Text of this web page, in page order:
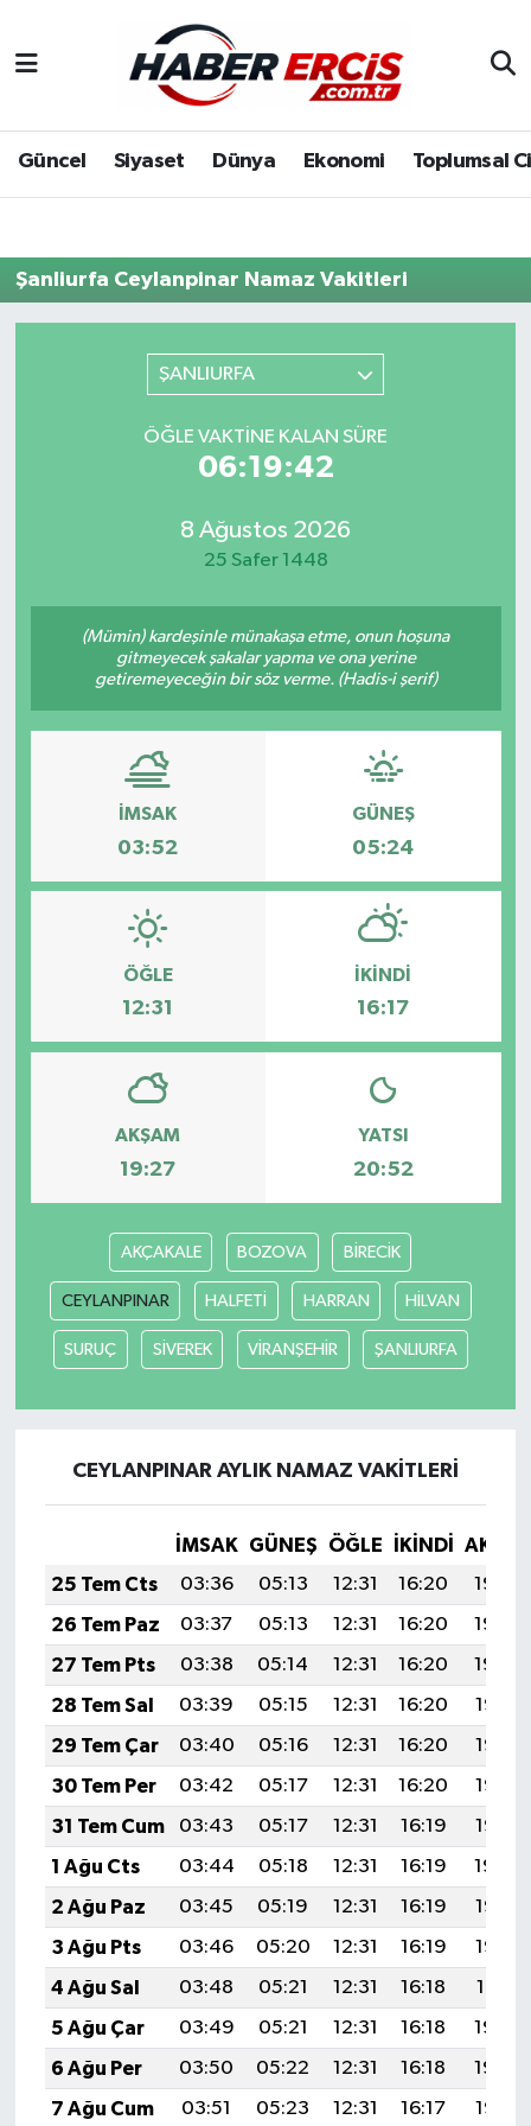
Güncel Siyaset Dünya Ekonomi Toplumsal
Şanliurfa Ceylanpinar Namaz Vakitleri
ŞANLIURFA
ÖĞLE VAKTINE KALAN SÜRE
06:19:42
8 Ağustos 2026
25 Safer 1448
(Mümin) kardeşinle münakaşa etme, onun hoşuna
gitmeyecek şakalar yapma ve ona yerine
getiremeyeceğin bir söz verme. (Hadis-i şerif)
İMSAK
03:52
GÜNEŞ
05:24
ÖĞLE
12:31
İKINDI
16:17
AKŞAM
19:27
YATSI
20:52
AKÇAKALE BOZOVA BİRECİK
CEYLANPINAR HALFETİ HARRAN HİLVAN
SURUÇ SİVEREK VİRANŞEHİR ŞANLIURFA
CEYLANPINAR AYLIK NAMAZ VAKITLERI
İMSAK GÜNEŞ ÖĞLE İKINDI
25 Tem Cts
03:36 05:13 12:31 16:20
19:40
26 Tem Paz
03:37 05:13 12:31 16:20
19:39
27 Tem Pts
03:38 05:14 12:31 16:20
19:39
28 Tem Sal
03:39 05:15 12:31 16:20
19:38
29 Tem Çar
03:40 05:16 12:31 16:20
19:37
30 Tem Per
03:42 05:17 12:31 16:20
19:36
31 Tem Cum
03:43 05:17 12:31 16:19
19:35
1 Ağu Cts
03:44 05:18 12:31 16:19
19:34
2 Ağu Paz
03:45 05:19 12:31 16:19
19:33
3 Ağu Pts
03:46 05:20 12:31 16:19
19:32
4 Ağu Sal
03:48 05:21 12:31 16:18
19:31
5 Ağu Çar
03:49 05:21 12:31 16:18
19:30
6 Ağu Per
03:50 05:22 12:31 16:18
19:29
7 Ağu Cum
03:51 05:23 12:31 16:17 19:28